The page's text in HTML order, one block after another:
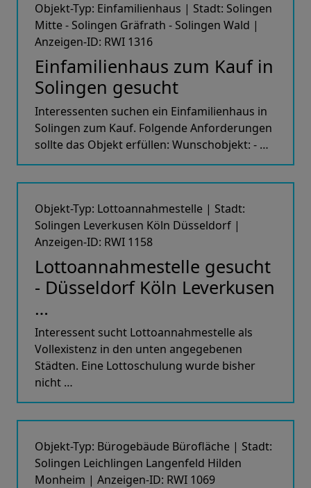
Objekt-Typ: Einfamilienhaus | Stadt: Solingen
Mitte - Solingen Gräfrath - Solingen Wald |
Anzeigen-ID: RWI 1316
Einfamilienhaus zum Kauf in
Solingen gesucht
Interessenten suchen ein Einfamilienhaus in
Solingen zum Kauf. Folgende Anforderungen
sollte das Objekt erfüllen: Wunschobjekt: - …
Objekt-Typ: Lottoannahmestelle | Stadt:
Solingen Leverkusen Köln Düsseldorf |
Anzeigen-ID: RWI 1158
Lottoannahmestelle gesucht
- Düsseldorf Köln Leverkusen
…
Interessent sucht Lottoannahmestelle als
Vollexistenz in den unten angegebenen
Städten. Eine Lottoschulung wurde bisher
nicht …
Objekt-Typ: Bürogebäude Bürofläche | Stadt:
Solingen Leichlingen Langenfeld Hilden
Monheim | Anzeigen-ID: RWI 1069